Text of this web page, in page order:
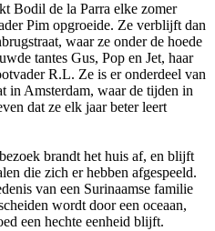
Bodil de la Parra elke zomer
Pim opgroeide. Ze verblijft dan
waar ze onder de hoede
tantes Gus, Pop en Jet, haar
R.L. Ze is er onderdeel van
in Amsterdam, waar de tijden in
dat ze elk jaar beter leert
brandt het huis af, en blijft
die zich er hebben afgespeeld.
van een Surinaamse familie
wordt door een oceaan,
een hechte eenheid blijft.